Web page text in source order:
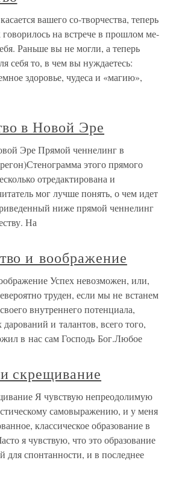
вашего со-творчества, теперь
говорилось на встрече в прошлом ме-
Раньше вы не могли, а теперь
себя то, в чем вы нуждаетесь:
здоровье, чудеса и «магию»,
в Новой Эре
Эре Прямой ченнелинг в
этого прямого
отредактирована и
мог лучше понять, о чем идет
ниже прямой ченнелинг
На
и воображение
Успех невозможен, или,
труден, если мы не встанем
внутреннего потенциала,
и талантов, всего того,
в нас сам Господь Бог.Любое
скрещивание
Я чувствую непреодолимую
самовыражению, и у меня
классическое образование в
я чувствую, что это образование
для спонтанности, и в последнее